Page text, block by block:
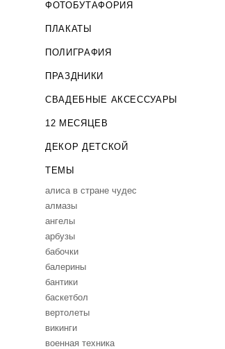
ФОТОБУТАФОРИЯ
ПЛАКАТЫ
ПОЛИГРАФИЯ
ПРАЗДНИКИ
СВАДЕБНЫЕ АКСЕССУАРЫ
12 МЕСЯЦЕВ
ДЕКОР ДЕТСКОЙ
ТЕМЫ
aлиса в стране чудес
алмазы
ангелы
арбузы
бабочки
балерины
бантики
баскетбол
вертолеты
викинги
военная техника